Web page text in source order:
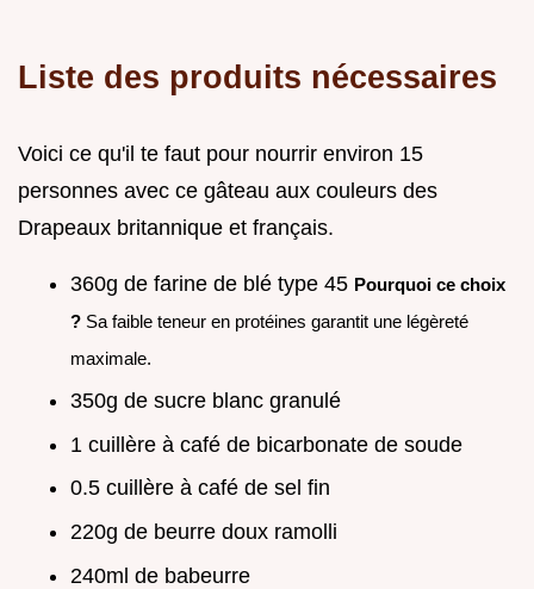
Liste des produits nécessaires
Voici ce qu'il te faut pour nourrir environ 15
personnes avec ce gâteau aux couleurs des
Drapeaux britannique et français.
360g de farine de blé type 45 Pourquoi ce choix
? Sa faible teneur en protéines garantit une légèreté
maximale.
350g de sucre blanc granulé
1 cuillère à café de bicarbonate de soude
0.5 cuillère à café de sel fin
220g de beurre doux ramolli
240ml de babeurre